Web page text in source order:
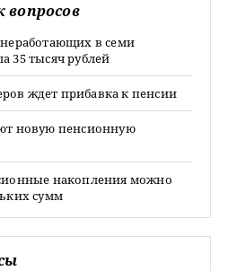
в семи
35 тысяч рублей
ждет прибавка к пенсии
новую пенсионную
накопления можно
сумм